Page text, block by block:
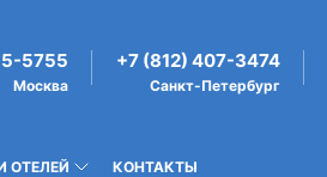
5755
Москва
+7 (812) 407-3474
Санкт-Петербург
ОТЕЛЕЙ КОНТАКТЫ